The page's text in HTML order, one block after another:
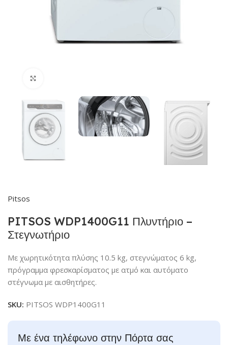
Pitsos
PITSOS WDP1400G11 Πλυντήριο –
Στεγνωτήριο
Με χωρητικότητα πλύσης 10.5 kg, στεγνώματος 6 kg,
πρόγραμμα φρεσκαρίσματος με ατμό και αυτόματο
στέγνωμα με αισθητήρες.
SKU: PITSOS WDP1400G11
Με ένα τηλέφωνο στην Πόρτα σας